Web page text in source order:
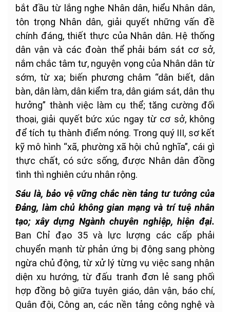
bắt đầu từ lắng nghe Nhân dân, hiểu Nhân dân,
tôn trọng Nhân dân, giải quyết những vấn đề
chính đáng, thiết thực của Nhân dân. Hệ thống
dân vận và các đoàn thể phải bám sát cơ sở,
nắm chắc tâm tư, nguyện vọng của Nhân dân từ
sớm, từ xa; biến phương châm “dân biết, dân
bàn, dân làm, dân kiểm tra, dân giám sát, dân thụ
hưởng” thành việc làm cụ thể; tăng cường đối
thoại, giải quyết bức xúc ngay từ cơ sở, không
để tích tụ thành điểm nóng. Trong quý III, sơ kết
kỹ mô hình “xã, phường xã hội chủ nghĩa”, cái gì
thực chất, có sức sống, được Nhân dân đồng
tình thì nghiên cứu nhân rộng.
Sáu là, bảo vệ vững chắc nền tảng tư tưởng của
Đảng, làm chủ không gian mạng và trí tuệ nhân
tạo; xây dựng Ngành chuyên nghiệp, hiện đại.
Ban Chỉ đạo 35 và lực lượng các cấp phải
chuyển mạnh từ phản ứng bị động sang phòng
ngừa chủ động, từ xử lý từng vụ việc sang nhận
diện xu hướng, từ đấu tranh đơn lẻ sang phối
hợp đồng bộ giữa tuyên giáo, dân vận, báo chí,
Quân đội, Công an, các nền tảng công nghệ và